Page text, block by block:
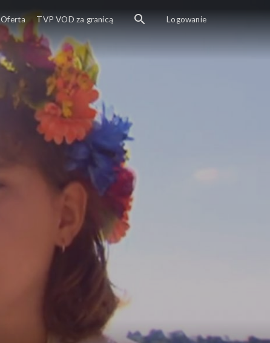
Oferta TVP VOD za granicą Logowanie